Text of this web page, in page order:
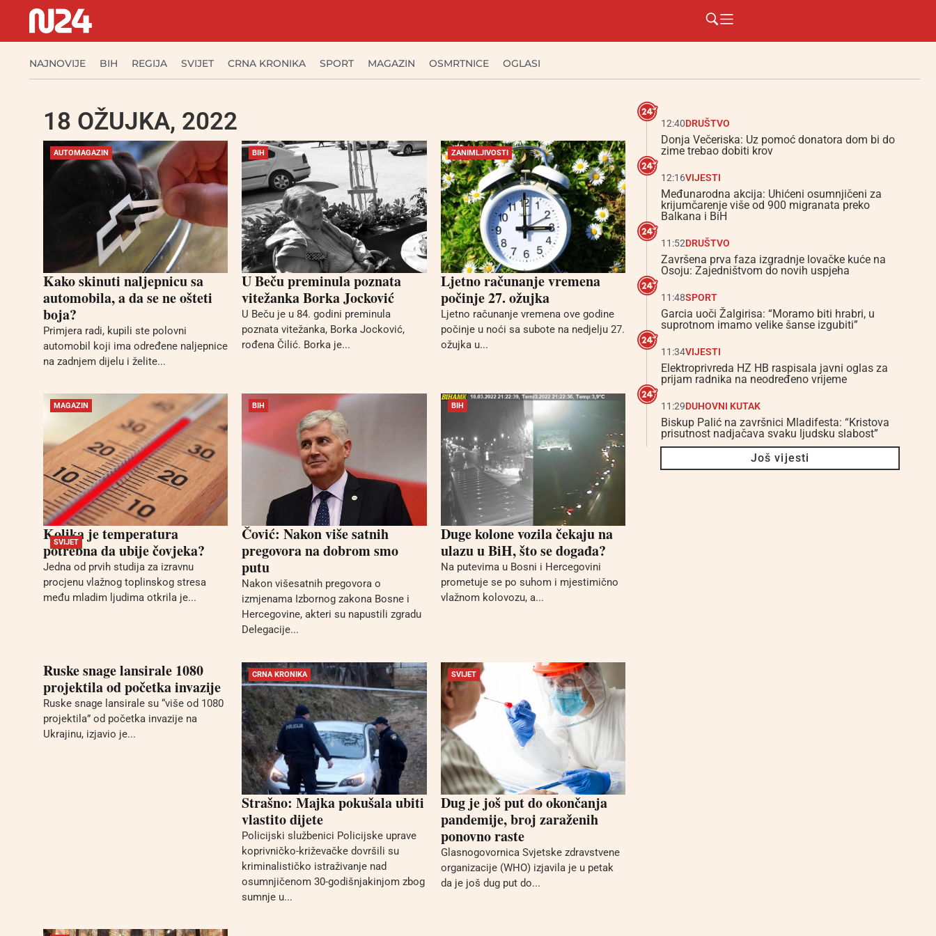
NAJNOVIJE BIH REGIJA SVIJET CRNA KRONIKA SPORT MAGAZIN OSMRTNICE OGLASI
18 OŽUJKA, 2022
AUTOMAGAZIN
Kako skinuti naljepnicu sa
automobila, a da se ne ošteti
boja?
Primjera radi, kupili ste polovni
automobil koji ima određene naljepnice
na zadnjem dijelu i želite...
BIH
U Beču preminula poznata
vitežanka Borka Jocković
U Beču je u 84. godini preminula
poznata vitežanka, Borka Jocković,
rođena Čilić. Borka je...
ZANIMLJIVOSTI
Ljetno računanje vremena
počinje 27. ožujka
Ljetno računanje vremena ove godine
počinje u noći sa subote na nedjelju 27.
ožujka u...
MAGAZIN
Kolika je temperatura
potrebna da ubije čovjeka?
Jedna od prvih studija za izravnu
procjenu vlažnog toplinskog stresa
među mladim ljudima otkrila je...
BIH
Čović: Nakon više satnih
pregovora na dobrom smo
putu
Nakon višesatnih pregovora o
izmjenama Izbornog zakona Bosne i
Hercegovine, akteri su napustili zgradu
Delegacije...
BIH
Duge kolone vozila čekaju na
ulazu u BiH, što se događa?
Na putevima u Bosni i Hercegovini
prometuje se po suhom i mjestimično
vlažnom kolovozu, a...
SVIJET
Ruske snage lansirale 1080
projektila od početka invazije
Ruske snage lansirale su “više od 1080
projektila” od početka invazije na
Ukrajinu, izjavio je...
CRNA KRONIKA
Strašno: Majka pokušala ubiti
vlastito dijete
Policijski službenici Policijske uprave
koprivničko-križevačke dovršili su
kriminalističko istraživanje nad
osumnjičenom 30-godišnjakinjom zbog
sumnje u...
SVIJET
Dug je još put do okončanja
pandemije, broj zaraženih
ponovno raste
Glasnogovornica Svjetske zdravstvene
organizacije (WHO) izjavila je u petak
da je još dug put do...
12:40DRUŠTVO
Donja Večeriska: Uz pomoć donatora dom bi do
zime trebao dobiti krov
12:16VIJESTI
Međunarodna akcija: Uhićeni osumnjičeni za
krijumčarenje više od 900 migranata preko
Balkana i BiH
11:52DRUŠTVO
Završena prva faza izgradnje lovačke kuće na
Osoju: Zajedništvom do novih uspjeha
11:48SPORT
Garcia uoči Žalgirisa: “Moramo biti hrabri, u
suprotnom imamo velike šanse izgubiti”
11:34VIJESTI
Elektroprivreda HZ HB raspisala javni oglas za
prijam radnika na neodređeno vrijeme
11:29DUHOVNI KUTAK
Biskup Palić na završnici Mladifesta: “Kristova
prisutnost nadjačava svaku ljudsku slabost”
Još vijesti